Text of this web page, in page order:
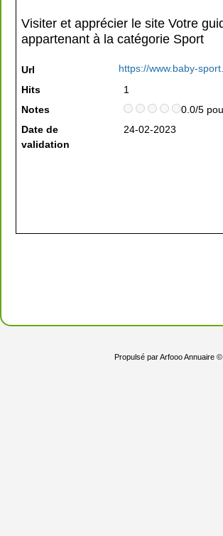
Visiter et apprécier le site Votre
appartenant à la catégorie Sport
Url
https://www.baby-
Hits
1
Notes
0.0/5
Date de
validation
24-02-2023
Propulsé parArfooo Annuaire©